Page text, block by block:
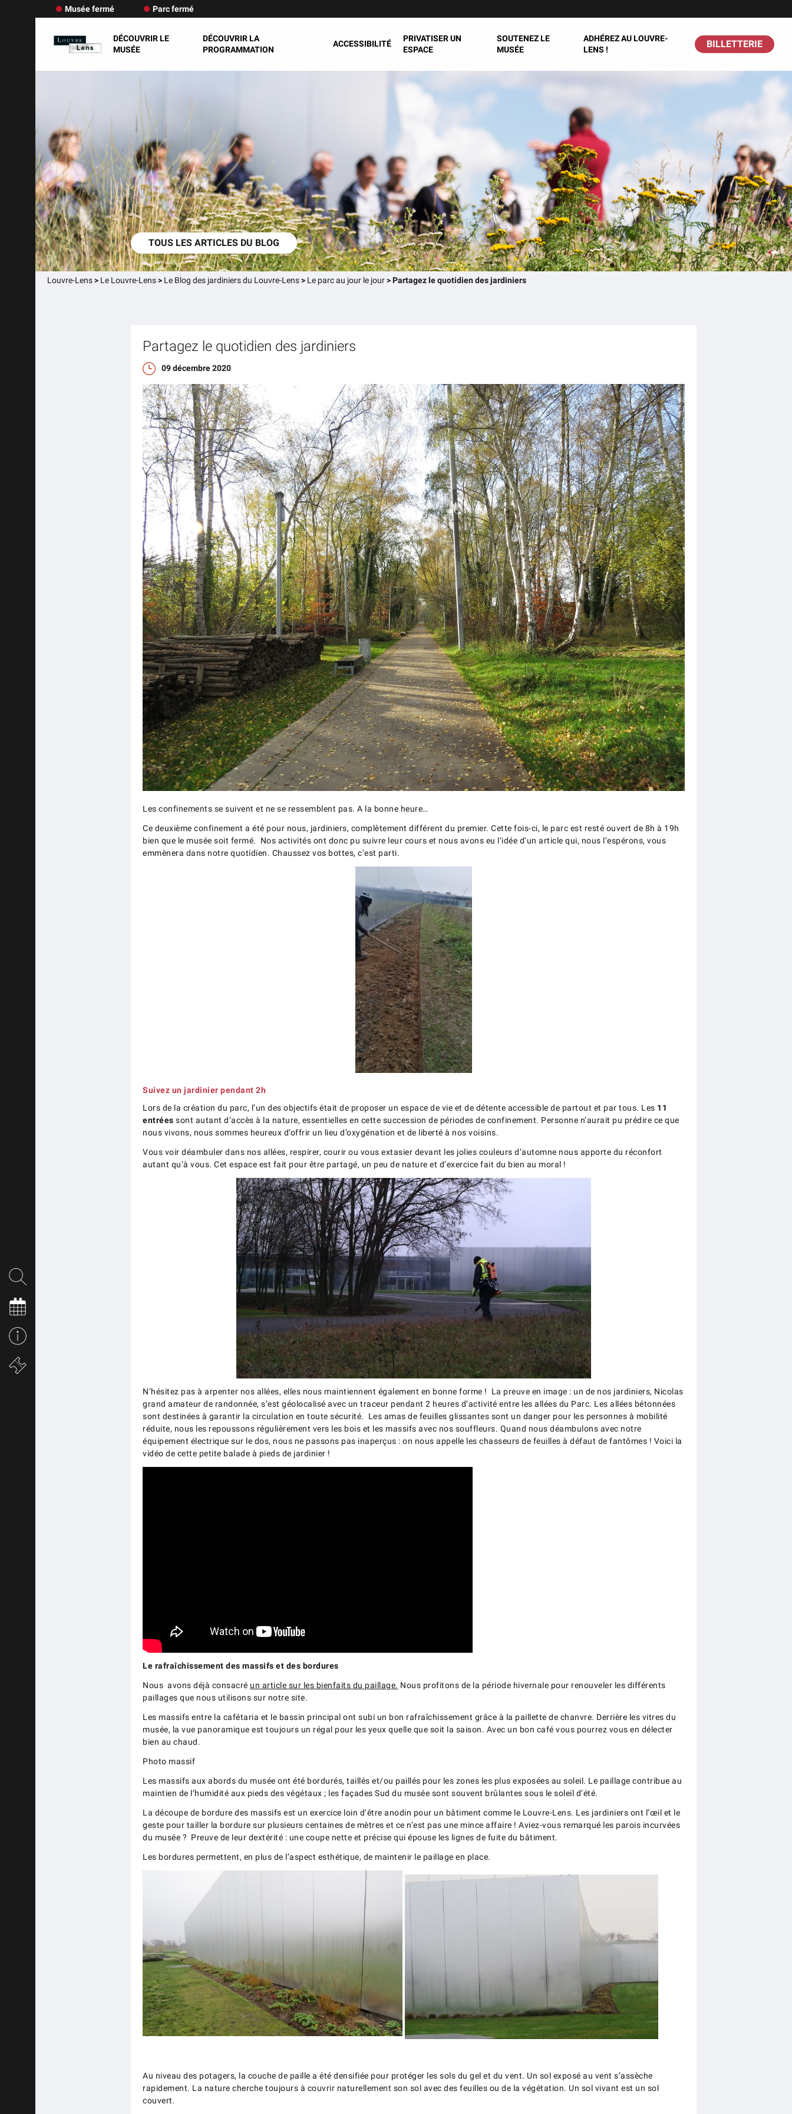
Musée fermé Parc fermé
DÉCOUVRIR LE
MUSÉE
DÉCOUVRIR LA
PROGRAMMATION
ACCESSIBILITÉ
PRIVATISER UN
ESPACE
SOUTENEZ LE
MUSÉE
ADHÉREZ AU LOUVRE-
LENS !
BILLETTERIE
TOUS LES ARTICLES DU BLOG
Louvre-Lens> Le Louvre-Lens> Le Blog des jardiniers du Louvre-Lens> Le parc au jour le jour>Partagez le quotidien des jardiniers
Partagez le quotidien des jardiniers
09 décembre 2020
Les confinements se suivent et ne se ressemblent pas. A la bonne heure…
Ce deuxième confinement a été pour nous, jardiniers, complètement différent du premier. Cette fois-ci, le parc est resté ouvert de 8h à 19h
bien que le musée soit fermé. Nos activités ont donc pu suivre leur cours et nous avons eu l’idée d’un article qui, nous l’espérons, vous
emmènera dans notre quotidien. Chaussez vos bottes, c’est parti.
Suivez un jardinier pendant 2h
Lors de la création du parc, l’un des objectifs était de proposer un espace de vie et de détente accessible de partout et par tous. Les 11
entrées sont autant d’accès à la nature, essentielles en cette succession de périodes de confinement. Personne n’aurait pu prédire ce que
nous vivons, nous sommes heureux d’offrir un lieu d’oxygénation et de liberté à nos voisins.
Vous voir déambuler dans nos allées, respirer, courir ou vous extasier devant les jolies couleurs d’automne nous apporte du réconfort
autant qu’à vous. Cet espace est fait pour être partagé, un peu de nature et d’exercice fait du bien au moral !
N’hésitez pas à arpenter nos allées, elles nous maintiennent également en bonne forme ! La preuve en image : un de nos jardiniers, Nicolas
grand amateur de randonnée, s’est géolocalisé avec un traceur pendant 2 heures d’activité entre les allées du Parc. Les allées bétonnées
sont destinées à garantir la circulation en toute sécurité. Les amas de feuilles glissantes sont un danger pour les personnes à mobilité
réduite, nous les repoussons régulièrement vers les bois et les massifs avec nos souffleurs. Quand nous déambulons avec notre
équipement électrique sur le dos, nous ne passons pas inaperçus : on nous appelle les chasseurs de feuilles à défaut de fantômes ! Voici la
vidéo de cette petite balade à pieds de jardinier !
Le rafraîchissement des massifs et des bordures
Nous avons déjà consacré un article sur les bienfaits du paillage. Nous profitons de la période hivernale pour renouveler les différents
paillages que nous utilisons sur notre site.
Les massifs entre la cafétaria et le bassin principal ont subi un bon rafraîchissement grâce à la paillette de chanvre. Derrière les vitres du
musée, la vue panoramique est toujours un régal pour les yeux quelle que soit la saison. Avec un bon café vous pourrez vous en délecter
bien au chaud.
Photo massif
Les massifs aux abords du musée ont été bordurés, taillés et/ou paillés pour les zones les plus exposées au soleil. Le paillage contribue au
maintien de l’humidité aux pieds des végétaux ; les façades Sud du musée sont souvent brûlantes sous le soleil d’été.
La découpe de bordure des massifs est un exercice loin d’être anodin pour un bâtiment comme le Louvre-Lens. Les jardiniers ont l’œil et le
geste pour tailler la bordure sur plusieurs centaines de mètres et ce n’est pas une mince affaire ! Aviez-vous remarqué les parois incurvées
du musée ? Preuve de leur dextérité : une coupe nette et précise qui épouse les lignes de fuite du bâtiment.
Les bordures permettent, en plus de l’aspect esthétique, de maintenir le paillage en place.
Au niveau des potagers, la couche de paille a été densifiée pour protéger les sols du gel et du vent. Un sol exposé au vent s’assèche
rapidement. La nature cherche toujours à couvrir naturellement son sol avec des feuilles ou de la végétation. Un sol vivant est un sol
couvert.